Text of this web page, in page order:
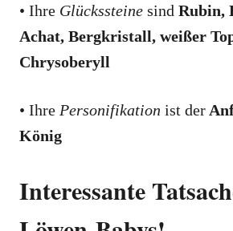
• Ihre Glückssteine sind Rubin,
Achat, Bergkristall, weißer
Chrysoberyll
• Ihre Personifikation ist der
König
Interessante